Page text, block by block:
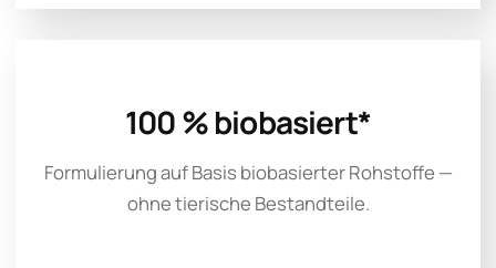
100 % biobasiert*
Formulierung auf Basis biobasierter Rohstoffe —
ohne tierische Bestandteile.